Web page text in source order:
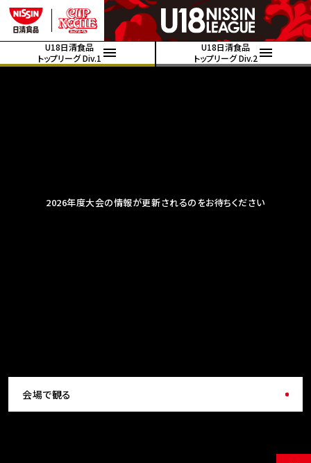
U18日清食品
トップリーグ Div.1
U18日清食品
トップリーグ Div.2
2026年度大会の情報が更新されるのをお待ちください
会場で観る